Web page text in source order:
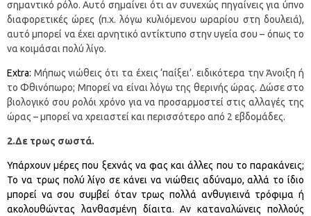
σημαντικό ρόλο. Αυτό σημαίνει ότι αν συνεχώς πηγαίνεις για ύπνο
διαφορετικές ώρες (π.χ. λόγω κυλιόμενου ωραρίου στη δουλειά),
αυτό μπορεί να έχει αρνητικό αντίκτυπο στην υγεία σου – όπως το
να κοιμάσαι πολύ λίγο.
Extra: Μήπως νιώθεις ότι τα έχεις ‘παίξει’. ειδικότερα την Άνοιξη ή
το Φθινόπωρο; Μπορεί να είναι λόγω της θερινής ώρας. Δώσε στο
βιολογικό σου ρολόι χρόνο για να προσαρμοστεί στις αλλαγές της
ώρας – μπορεί να χρειαστεί και περισσότερο από 2 εβδομάδες.
2.Δε τρως σωστά.
Υπάρχουν μέρες που ξεχνάς να φας και άλλες που το παρακάνεις;
Το να τρως πολύ λίγο σε κάνει να νιώθεις αδύναμο, αλλά το ίδιο
μπορεί να σου συμβεί όταν τρως πολλά ανθυγιεινά τρόφιμα ή
ακολουθώντας λανθασμένη δίαιτα. Αν καταναλώνεις πολλούς